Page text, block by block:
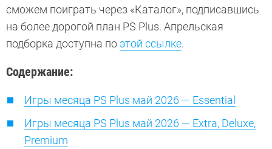
сможем поиграть через «Каталог», подписавшись
на более дорогой план PS Plus. Апрельская
подборка доступна по этой ссылке.
Содержание:
Игры месяца PS Plus май 2026 — Essential
Игры месяца PS Plus май 2026 — Extra, Deluxe,
Premium